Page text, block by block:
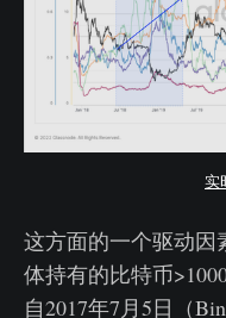
实
这方面的一个驱动因
体持有的比特币
自2017年7月5日（